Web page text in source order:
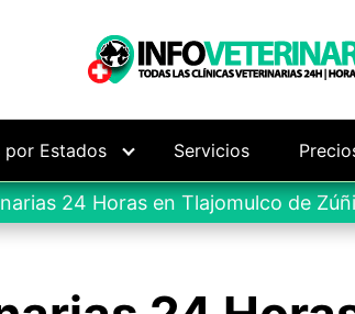
por Estados Servicios
24 Horas en Tlajomulco de